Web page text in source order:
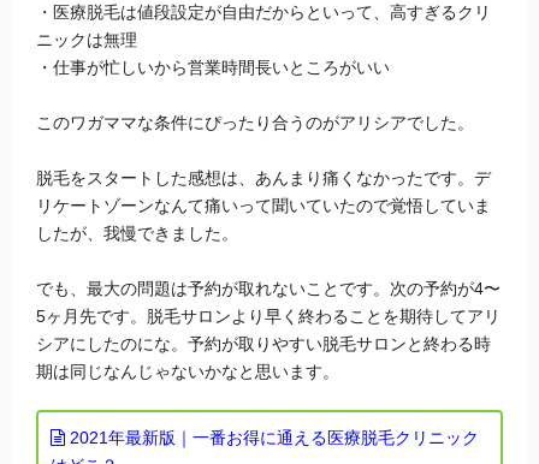
・医療脱毛は値段設定が自由だからといって、高すぎるクリ
ニックは無理
・仕事が忙しいから営業時間長いところがいい
このワガママな条件にぴったり合うのがアリシアでした。
脱毛をスタートした感想は、あんまり痛くなかったです。デ
リケートゾーンなんて痛いって聞いていたので覚悟していま
したが、我慢できました。
でも、最大の問題は予約が取れないことです。次の予約が4〜
5ヶ月先です。脱毛サロンより早く終わることを期待してアリ
シアにしたのにな。予約が取りやすい脱毛サロンと終わる時
期は同じなんじゃないかなと思います。
2021年最新版｜一番お得に通える医療脱毛クリニック